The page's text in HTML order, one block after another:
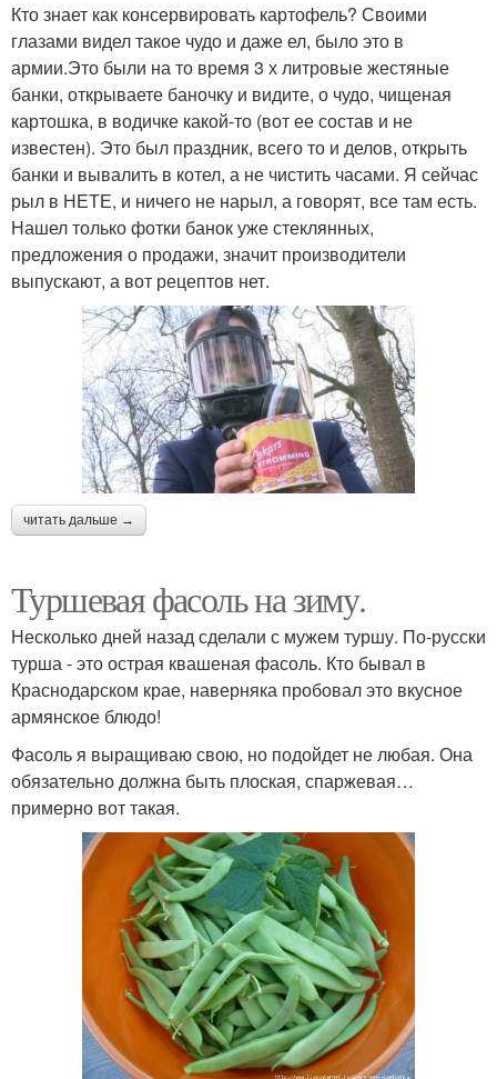
Кто знает как консервировать картофель? Своими
глазами видел такое чудо и даже ел, было это в
армии.Это были на то время 3 х литровые жестяные
банки, открываете баночку и видите, о чудо, чищеная
картошка, в водичке какой-то (вот ее состав и не
известен). Это был праздник, всего то и делов, открыть
банки и вывалить в котел, а не чистить часами. Я сейчас
рыл в НЕТЕ, и ничего не нарыл, а говорят, все там есть.
Нашел только фотки банок уже стеклянных,
предложения о продажи, значит производители
выпускают, а вот рецептов нет.
читать дальше →
Туршевая фасоль на зиму.
Несколько дней назад сделали с мужем туршу. По-русски
турша - это острая квашеная фасоль. Кто бывал в
Краснодарском крае, наверняка пробовал это вкусное
армянское блюдо!
Фасоль я выращиваю свою, но подойдет не любая. Она
обязательно должна быть плоская, спаржевая…
примерно вот такая.